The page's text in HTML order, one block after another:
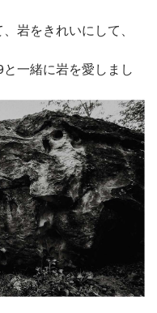
岩をきれいにして、
一緒に岩を愛しまし